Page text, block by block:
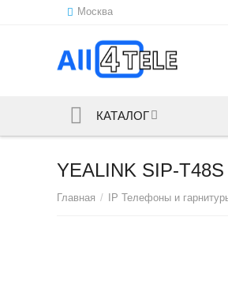
Москва
КАТАЛОГ
YEALINK SIP-T48S
Главная / IP Телефоны и